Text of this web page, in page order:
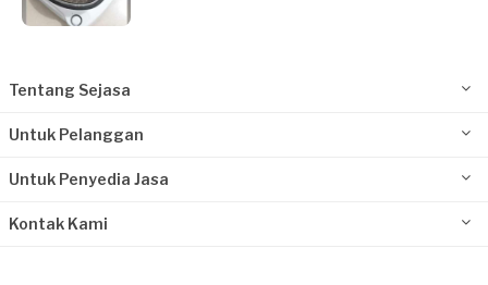
Tentang Sejasa
Untuk Pelanggan
Untuk Penyedia Jasa
Kontak Kami